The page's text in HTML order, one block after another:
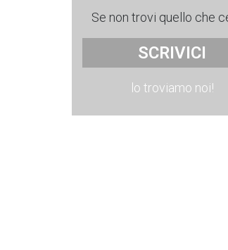
Se non trovi quello che
SCRIVICI
lo troviamo noi!